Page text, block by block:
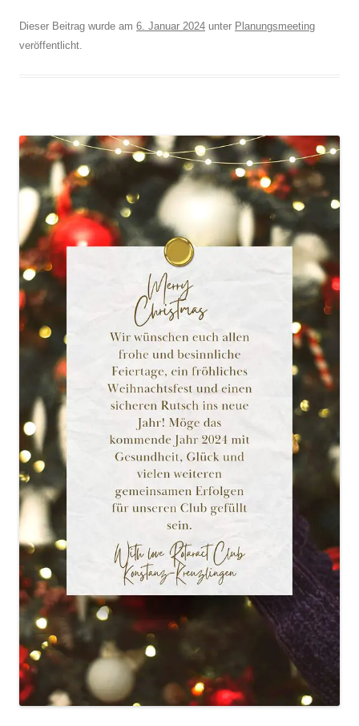
Dieser Beitrag wurde am 6. Januar 2024 unter Planungsmeeting
veröffentlicht.